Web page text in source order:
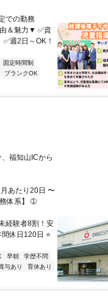
での勤務
＆魅力▼ ✅資
週2日～OK！
固定時間制
ブランクOK
福知山ICから
あたり20日 〜
体系】 ➀
経験者8割！安
休日120日 ⭐
早朝
学歴不問
与あり
育休あり